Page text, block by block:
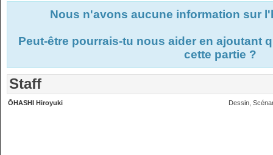
Nous n'avons aucune information sur
Peut-être pourrais-tu nous aider en ajoutant
cette partie ?
Staff
ŌHASHI Hiroyuki Dessin,